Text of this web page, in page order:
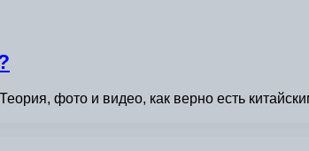
фото и видео, как верно есть